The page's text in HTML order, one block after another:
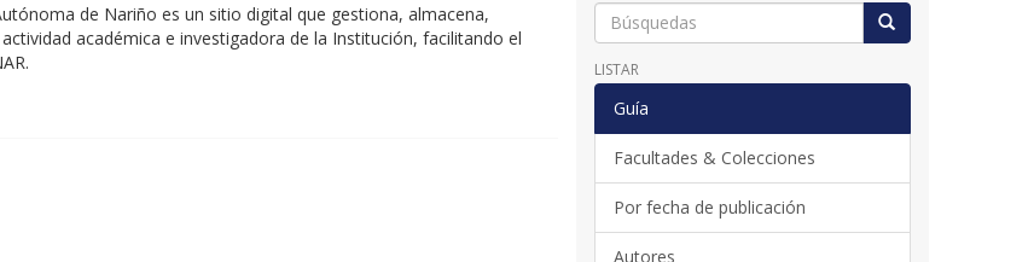
de Nariño es un sitio digital que gestiona, almacena,
académica e investigadora de la Institución, facilitando el
LISTAR
Guía
Facultades & Colecciones
Por fecha de publicación
Autores